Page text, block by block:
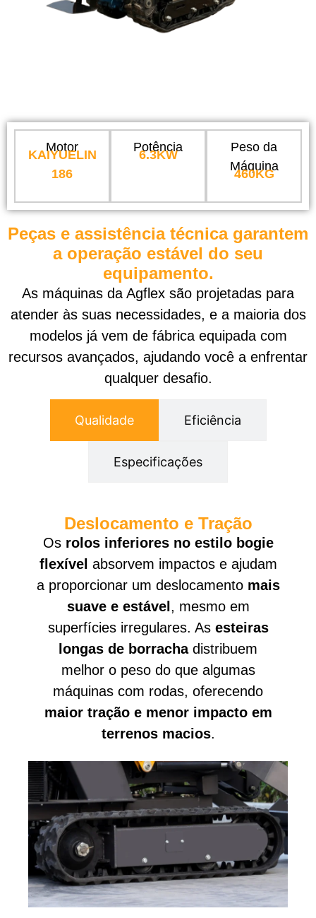
Motor
KAIYUELIN
186
Potência
6.3KW
Peso da
Máquina
460KG
Peças e assistência técnica garantem
a operação estável do seu
equipamento.
As máquinas da Agflex são projetadas para
atender às suas necessidades, e a maioria dos
modelos já vem de fábrica equipada com
recursos avançados, ajudando você a enfrentar
qualquer desafio.
Qualidade Eficiência
Especificações
Deslocamento e Tração
Os rolos inferiores no estilo bogie
flexível absorvem impactos e ajudam
a proporcionar um deslocamento mais
suave e estável , mesmo em
superfícies irregulares. As esteiras
longas de borrachadistribuem
melhor o peso do que algumas
máquinas com rodas, oferecendo
maior tração e menor impacto em
terrenos macios.